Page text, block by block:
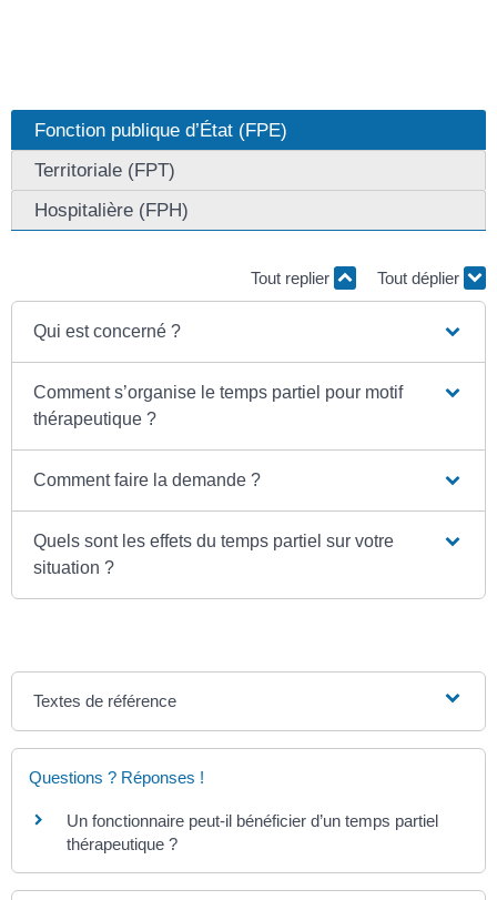
Fonction publique d’État (FPE)
Territoriale (FPT)
Hospitalière (FPH)
Tout replier Tout déplier
Qui est concerné ?
Comment s’organise le temps partiel pour motif
thérapeutique ?
Comment faire la demande ?
Quels sont les effets du temps partiel sur votre
situation ?
Textes de référence
Questions ? Réponses !
Un fonctionnaire peut-il bénéficier d’un temps partiel
thérapeutique ?